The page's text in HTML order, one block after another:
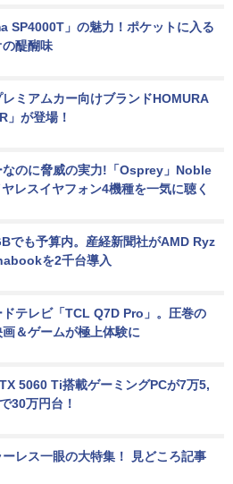
SP4000T」の魅力！ポケットに入る
醍醐味
レミアムカー向けブランドHOMURA
」が登場！
なのに脅威の実力!「Osprey」Noble
レスイヤフォン4機種を一気に聴く
でも予算内。産経新聞社がAMD Ryz
を2千台導入
テレビ「TCL Q7D Pro」。圧巻の
＆ゲームが極上体験に
5060 Ti搭載ゲーミングPCが7万5,
30万円台！
ーレス一眼の大特集！ 見どころ記事